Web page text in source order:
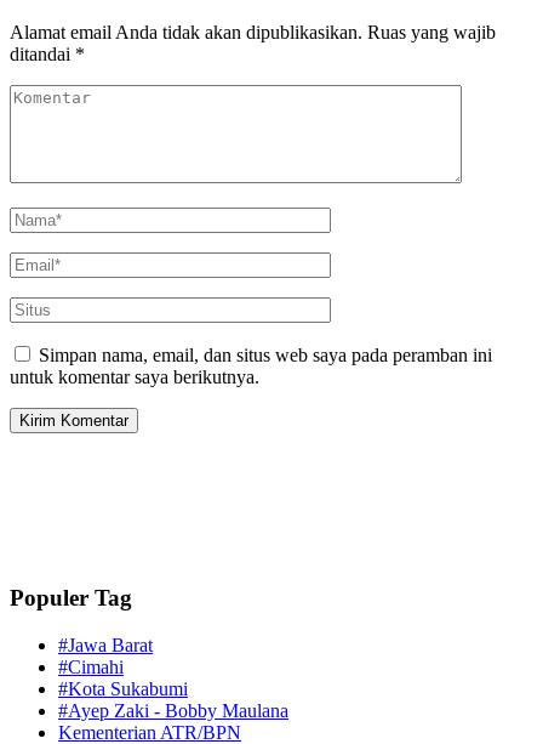
Alamat email Anda tidak akan dipublikasikan. Ruas yang wajib
ditandai *
Simpan nama, email, dan situs web saya pada peramban ini
untuk komentar saya berikutnya.
Populer Tag
#Jawa Barat
#Cimahi
#Kota Sukabumi
#Ayep Zaki - Bobby Maulana
Kementerian ATR/BPN